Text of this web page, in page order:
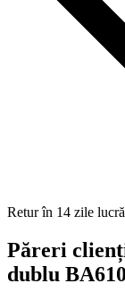
Retur în 14 zile
Păreri
dublu BA610